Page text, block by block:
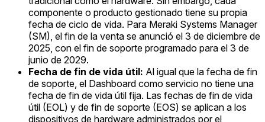
componente o producto gestionado tiene su propia
fecha de ciclo de vida. Para Meraki Systems Manager
(SM), el fin de la venta se anunció el 3 de diciembre de
2025, con el fin de soporte programado para el 3 de
junio de 2029.
Fecha de fin de vida útil: Al igual que la fecha de fin
de soporte, el Dashboard como servicio no tiene una
fecha de fin de vida útil fija. Las fechas de fin de vida
útil (EOL) y de fin de soporte (EOS) se aplican a los
dispositivos de hardware administrados por el